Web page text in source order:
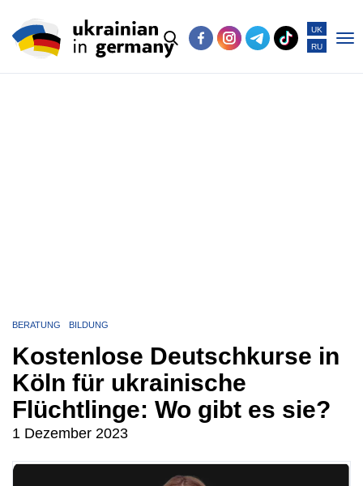
UK
RU
BERATUNG BILDUNG
Kostenlose Deutschkurse in
Köln für ukrainische
Flüchtlinge: Wo gibt es sie?
1 Dezember 2023